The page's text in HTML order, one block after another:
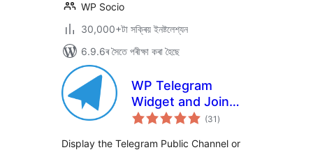
WP Socio
30,000+টা সক্ৰিয় ইনষ্টলেশ্যন
6.9.6ৰ সৈতে পৰীক্ষা কৰা হৈছে
WP Telegram
Widget and Join
Link
(31 টা
মুঠ)
Display the Telegram Public Channel or